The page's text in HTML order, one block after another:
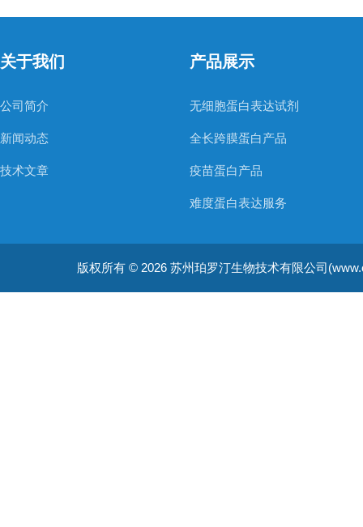
关于我们
公司简介
新闻动态
技术文章
产品展示
无细胞蛋白表达试剂
全长跨膜蛋白产品
疫苗蛋白产品
难度蛋白表达服务
版权所有 © 2026 苏州珀罗汀生物技术有限公司